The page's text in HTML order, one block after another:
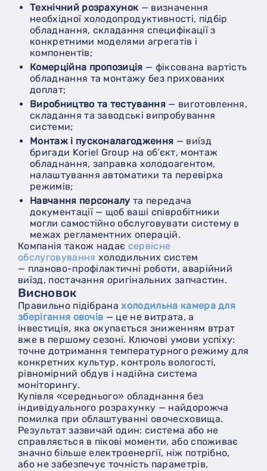
Технічний розрахунок — визначення
необхідної холодопродуктивності, підбір
обладнання, складання специфікації з
конкретними моделями агрегатів і
компонентів;
Комерційна пропозиція — фіксована вартість
обладнання та монтажу без прихованих
доплат;
Виробництво та тестування — виготовлення,
складання та заводські випробування
системи;
Монтаж і пусконалагодження — виїзд
бригади Koriel Group на об’єкт, монтаж
обладнання, заправка холодоагентом,
налаштування автоматики та перевірка
режимів;
Навчання персоналу та передача
документації — щоб ваші співробітники
могли самостійно обслуговувати систему в
межах регламентних операцій.
Компанія також надає сервісне
обслуговування холодильних систем
— планово-профілактичні роботи, аварійний
виїзд, постачання оригінальних запчастин.
Висновок
Правильно підібранахолодильна камера для
зберігання овочів — це не витрата, а
інвестиція, яка окупається зниженням втрат
вже в першому сезоні. Ключові умови успіху:
точне дотримання температурного режиму для
конкретних культур, контроль вологості,
рівномірний обдув і надійна система
моніторингу.
Купівля «середнього» обладнання без
індивідуального розрахунку — найдорожча
помилка при облаштуванні овочесховища.
Результат зазвичай один: система або не
справляється в пікові моменти, або споживає
значно більше електроенергії, ніж потрібно,
або не забезпечує точність параметрів,